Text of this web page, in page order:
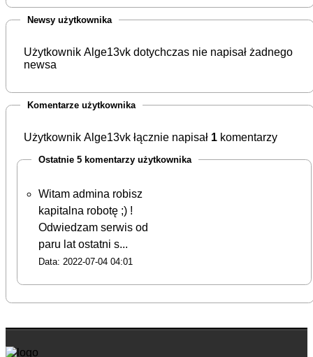
Newsy użytkownika
Użytkownik Alge13vk dotychczas nie napisał żadnego
newsa
Komentarze użytkownika
Użytkownik Alge13vk łącznie napisał 1 komentarzy
Ostatnie 5 komentarzy użytkownika
Witam admina robisz
kapitalna robotę ;) !
Odwiedzam serwis od
paru lat ostatni s...
Data: 2022-07-04 04:01